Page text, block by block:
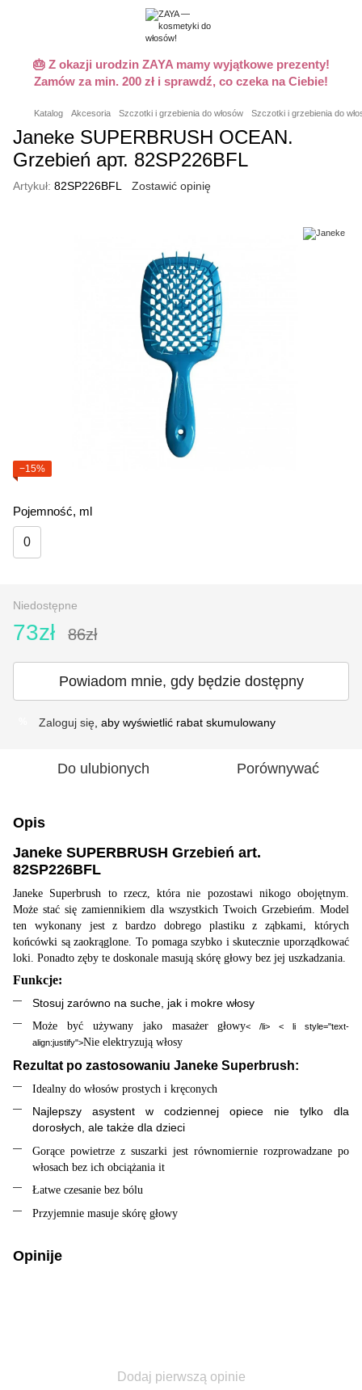
🎂 Z okazji urodzin ZAYA mamy wyjątkowe prezenty!
Zamów za min. 200 zł i sprawdź, co czeka na Ciebie!
Katalog Akcesoria Szczotki i grzebienia do włosów Szczotki i grzebienia do
Janeke SUPERBRUSH OCEAN.
Grzebień арт. 82SP226BFL
Artykuł: 82SP226BFL Zostawić opinię
−15%
Pojemność, ml
0
Niedostępne
73zł 86zł
Powiadom mnie, gdy będzie dostępny
Zaloguj się , aby wyświetlić rabat skumulowany
Do ulubionych Porównywać
Opis
Janeke SUPERBRUSH Grzebień art.
82SP226BFL
Janeke Superbrush to rzecz, która nie pozostawi nikogo obojętnym.
Może stać się zamiennikiem dla wszystkich Twoich Grzebieńm. Model
ten wykonany jest z bardzo dobrego plastiku z ząbkami, których
końcówki są zaokrąglone. To pomaga szybko i skutecznie uporządkować
loki. Ponadto zęby te doskonale masują skórę głowy bez jej uszkadzania.
Funkcje:
Stosuj zarówno na suche, jak i mokre włosy
Może być używany jako masażer głowy< /li> < li style="text-
align:justify">Nie elektryzują włosy
Rezultat po zastosowaniu Janeke Superbrush:
Idealny do włosów prostych i kręconych
Najlepszy asystent w codziennej opiece nie tylko dla
dorosłych, ale także dla dzieci
Gorące powietrze z suszarki jest równomiernie rozprowadzane po
włosach bez ich obciążania it
Łatwe czesanie bez bólu
Przyjemnie masuje skórę głowy
Opinije
Dodaj pierwszą opinie